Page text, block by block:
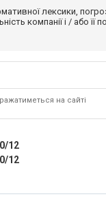
лексики,
компанії і / або
на сайті
0/12
0/12